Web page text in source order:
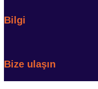
Bilgi
Bize ulaşın